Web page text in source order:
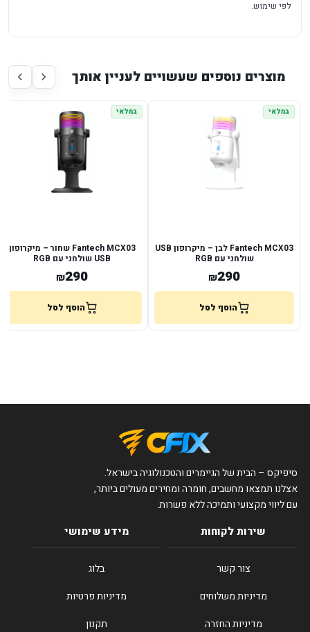
לפי שימוש.
מוצרים נוספים שעשויים לעניין אותך
במלאי
Fantech MCX03 לבן – מיקרופון USB
שולחני עם RGB
₪290
הוסף לסל
במלאי
Fantech MCX03 שחור – מיקרופון
USB שולחני עם RGB
₪290
הוסף לסל
סיפיקס – הבית של הגיימרים והטכנולוגיה בישראל.
אצלנו תמצאו מחשבים, חומרה ומחירים מעולים ביותר,
עם ליווי מקצועי ותמיכה ללא פשרות.
שירות לקוחות
צור קשר
מדיניות משלוחים
מדיניות החזרה
מידע שימושי
בלוג
מדיניות פרטיות
תקנון